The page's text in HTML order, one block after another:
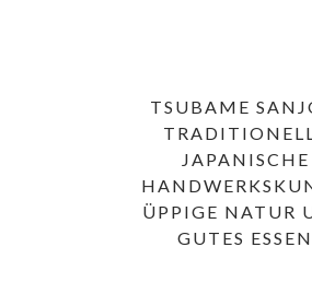
TSUBAME
JAPANISCHE
ÜPPIGE NATUR
GUTES ESSEN